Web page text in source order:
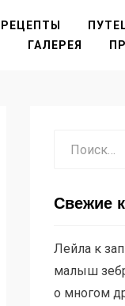
РЕЦЕПТЫ
ГАЛЕРЕЯ
Свежие
Лейлак
малыш
о многом